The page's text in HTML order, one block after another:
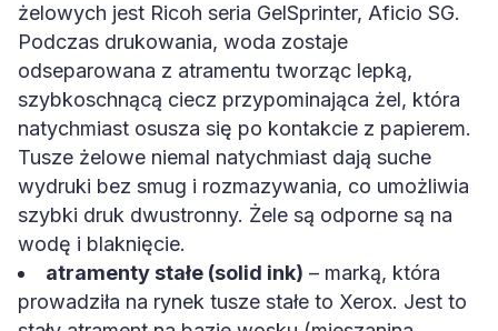
żelowych jest Ricoh seria GelSprinter, Aficio SG.
Podczas drukowania, woda zostaje
odseparowana z atramentu tworząc lepką,
szybkoschnącą ciecz przypominająca żel, która
natychmiast osusza się po kontakcie z papierem.
Tusze żelowe niemal natychmiast dają suche
wydruki bez smug i rozmazywania, co umożliwia
szybki druk dwustronny. Żele są odporne są na
wodę i blaknięcie.
atramenty stałe (solid ink) – marką, która
prowadziła na rynek tusze stałe to Xerox. Jest to